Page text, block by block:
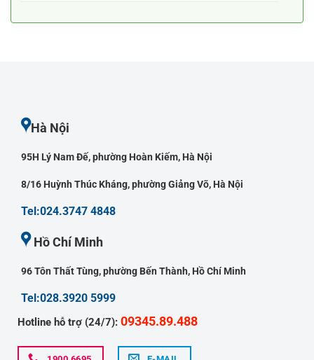
Hà Nội
95H Lý Nam Đế, phường Hoàn Kiếm, Hà Nội
8/16 Huỳnh Thúc Kháng, phường Giảng Võ, Hà Nội
Tel:024.3747 4848
Hồ Chí Minh
96 Tôn Thất Tùng, phường Bến Thành, Hồ Chí Minh
Tel:028.3920 5999
Hotline hỗ trợ (24/7): 09345.89.488